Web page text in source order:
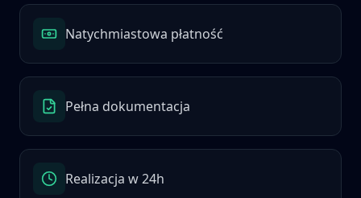
Natychmiastowa płatność
Pełna dokumentacja
Realizacja w 24h